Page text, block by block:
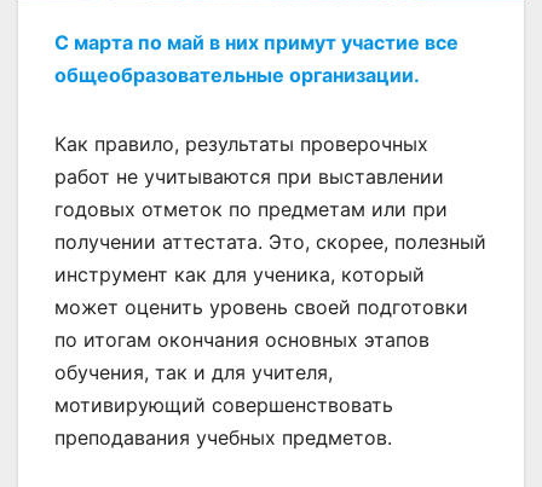
С марта по май в них примут участие все
общеобразовательные организации.
Как правило, результаты проверочных
работ не учитываются при выставлении
годовых отметок по предметам или при
получении аттестата. Это, скорее, полезный
инструмент как для ученика, который
может оценить уровень своей подготовки
по итогам окончания основных этапов
обучения, так и для учителя,
мотивирующий совершенствовать
преподавания учебных предметов.